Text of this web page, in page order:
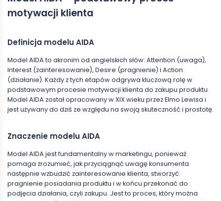
motywacji klienta
Definicja modelu AIDA
Model AIDA to akronim od angielskich słów: Attention (uwaga),
Interest (zainteresowanie), Desire (pragnienie) i Action
(działanie). Każdy z tych etapów odgrywa kluczową rolę w
podstawowym procesie motywacji klienta do zakupu produktu.
Model AIDA został opracowany w XIX wieku przez Elmo Lewisa i
jest używany do dziś ze względu na swoją skuteczność i prostotę.
Znaczenie modelu AIDA
Model AIDA jest fundamentalny w marketingu, ponieważ
pomaga zrozumieć, jak przyciągnąć uwagę konsumenta
następnie wzbudzić zainteresowanie klienta, stworzyć
pragnienie posiadania produktu i w końcu przekonać do
podjęcia działania, czyli zakupu. Jest to proces, który można